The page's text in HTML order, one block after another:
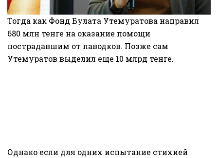
Тогда как Фонд Булата Утемуратова направил
680 млн тенге на оказание помощи
пострадавшим от паводков. Позже сам
Утемуратов выделил еще 10 млрд тенге.
Однако если для одних испытание стихией